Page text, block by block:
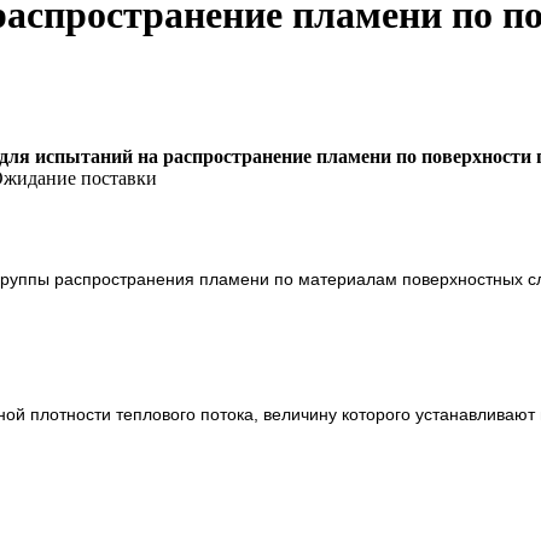
пламени по
испытаний на распространение пламени по
поставки
распространения пламени по материалам поверхностных
плотности теплового потока, величину которого